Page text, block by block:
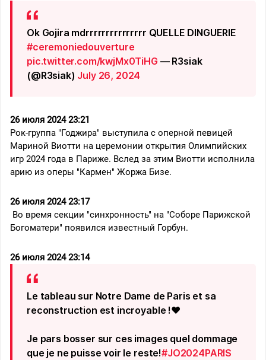
26 июля 2024 23:14
Le tableau sur Notre Dame de Paris et sa
reconstruction est incroyable !❤️
Je pars bosser sur ces images quel dommage
que je ne puisse voir le reste!#JO2024PARIS
26 июля 2024 23:17
Во время секции "синхронность" на "Соборе Парижской
Богоматери" появился известный Горбун.
26 июля 2024 23:21
Рок-группа "Годжира" выступила с оперной певицей
Мариной Виотти на церемонии открытия Олимпийских
игр 2024 года в Париже. Вслед за этим Виотти исполнила
арию из оперы "Кармен" Жоржа Бизе.
Ok Gojira mdrrrrrrrrrrrrrrr QUELLE DINGUERIE
#ceremoniedouverture
pic.twitter.com/kwjMx0TiHG — R3siak
(@R3siak) July 26, 2024